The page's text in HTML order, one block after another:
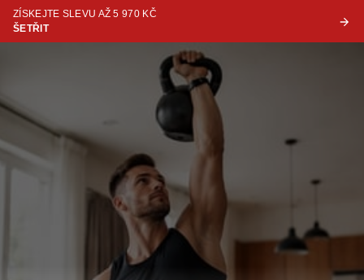
ZÍSKEJTE SLEVU AŽ 5 970 KČ
ŠETŘIT